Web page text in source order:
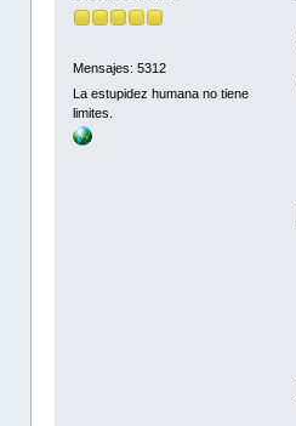
Mensajes: 5312
La estupidez humana no tiene
limites.